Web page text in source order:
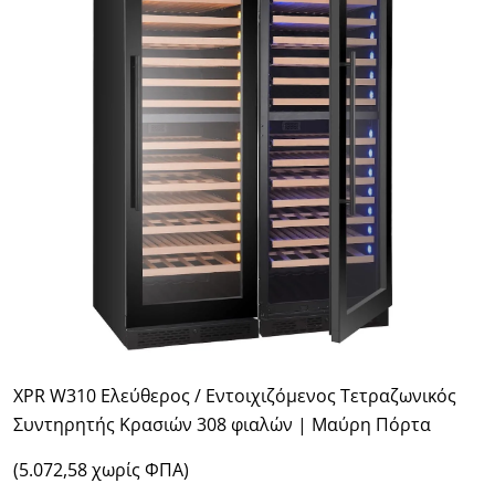
XPR W310 Ελεύθερος / Εντοιχιζόμενος Τετραζωνικός
Συντηρητής Κρασιών 308 φιαλών | Μαύρη Πόρτα
(5.072,58 χωρίς ΦΠΑ)